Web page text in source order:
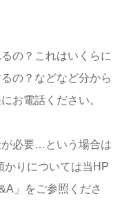
の？これはいくらに
の？などなど分から
お電話ください。
が必要…という場合は
かりについては当HP
」をご参照くださ